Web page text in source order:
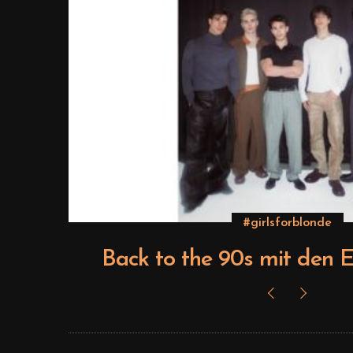
#girlsforblonde
Back to the 90s mit den